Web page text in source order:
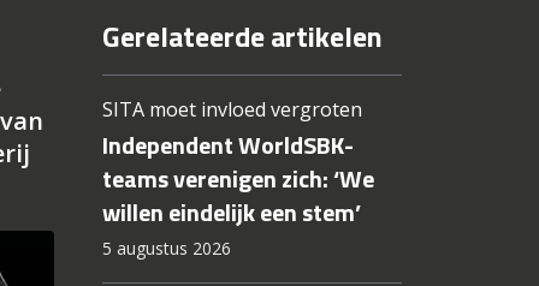
Gerelateerde artikelen
SITA moet invloed vergroten
Independent WorldSBK-
teams verenigen zich: ‘We
willen eindelijk een stem’
5 augustus 2026